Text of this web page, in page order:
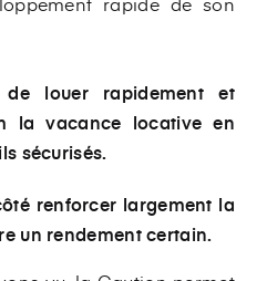
louer rapidement et
la vacance locative en
sécurisés.
renforcer largement la
un rendement certain.